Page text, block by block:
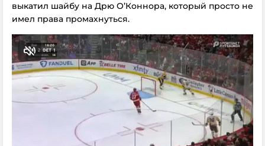
выкатил шайбу на Дрю О’Коннора, который просто не
имел права промахнуться.